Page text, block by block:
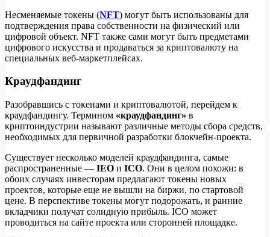
Несменяемые токены (NFT) могут быть использованы для
подтверждения права собственности на физический или
цифровой объект. NFT также сами могут быть предметами
цифрового искусства и продаваться за криптовалюту на
специальных веб-маркетплейсах.
Краудфандинг
Разобравшись с токенами и криптовалютой, перейдем к
краудфандингу. Термином «краудфандинг» в
криптоиндустрии называют различные методы сбора средств,
необходимых для первичной разработки блокчейн-проекта.
Существует несколько моделей краудфандинга, самые
распространенные — IEO и ICO. Они в целом похожи: в
обоих случаях инвесторам предлагают токены новых
проектов, которые еще не вышли на биржи, по стартовой
цене. В перспективе токены могут подорожать, и ранние
вкладчики получат солидную прибыль. ICO может
проводиться на сайте проекта или сторонней площадке.